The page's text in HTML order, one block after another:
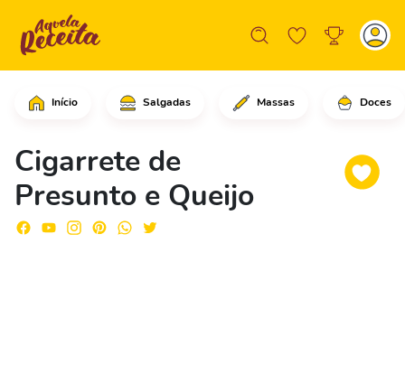
Início Salgadas Massas Doces
Cigarrete de
Presunto e Queijo
Em uma panela, coloque a água, o